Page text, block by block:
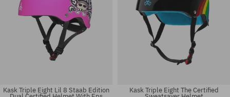
Kask Triple Eight Lil 8 Staab Edition Kask Triple Eight The Certified